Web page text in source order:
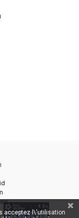
acceptez l\'utilisation